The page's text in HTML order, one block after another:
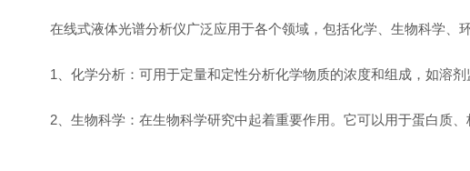
在线式液体光谱分析仪广泛应用于各个领域，包括化学、生物科学、
1、化学分析：可用于定量和定性分析化学物质的浓度和组成，如溶剂
2、生物科学：在生物科学研究中起着重要作用。它可以用于蛋白质、